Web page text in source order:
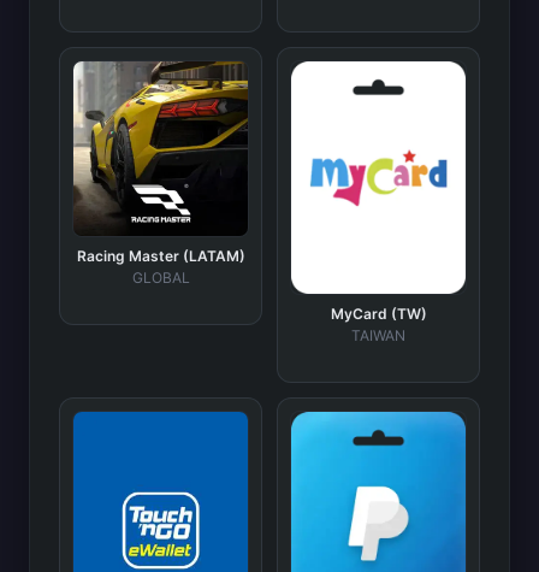
Racing Master (LATAM)
GLOBAL
MyCard (TW)
TAIWAN